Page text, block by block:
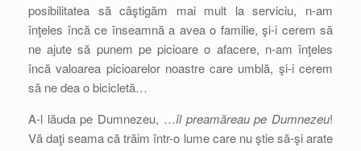
posibilitatea să câştigăm mai mult la serviciu, n-am
înţeles încă ce înseamnă a avea o familie, şi-i cerem să
ne ajute să punem pe picioare o afacere, n-am înţeles
încă valoarea picioarelor noastre care umblă, şi-i cerem
să ne dea o bicicletă…
A-l lăuda pe Dumnezeu, …îl preamăreau pe Dumnezeu!
Vă daţi seama că trăim într-o lume care nu ştie să-şi arate